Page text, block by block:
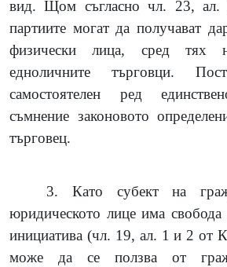
вид. Щом съгласно чл. 23,
партиите могат да получават
физически лица, сред тях
едноличните търговци.
самостоятелен ред
съмнение законовото
търговец.
3. Като субект на
юридическото лице има свобода
инициатива (чл. 19, ал. 1 и 2 от
може да се ползва от